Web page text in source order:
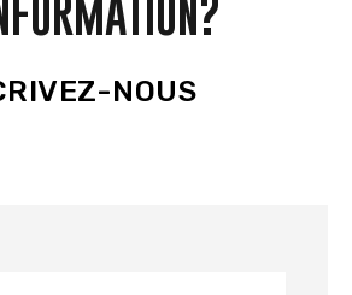
NOUS